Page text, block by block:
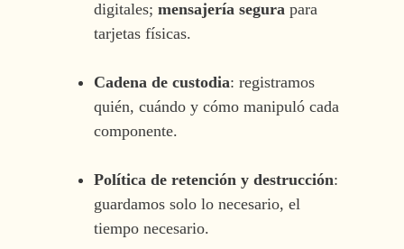
digitales; mensajería segurapara
tarjetas físicas.
Cadena de custodia: registramos
quién, cuándo y cómo manipuló cada
componente.
Política de retención y destrucción:
guardamos solo lo necesario, el
tiempo necesario.